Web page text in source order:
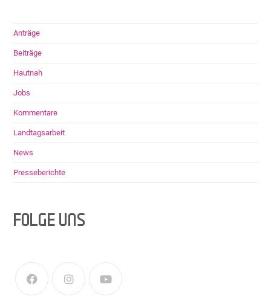
Anträge
Beiträge
Hautnah
Jobs
Kommentare
Landtagsarbeit
News
Presseberichte
FOLGE UNS